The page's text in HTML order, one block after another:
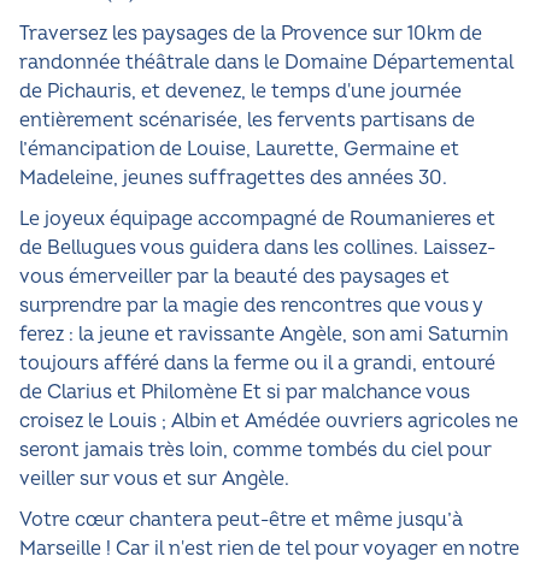
Traversez les paysages de la Provence sur 10km de
randonnée théâtrale dans le Domaine Départemental
de Pichauris, et devenez, le temps d'une journée
entièrement scénarisée, les fervents partisans de
l’émancipation de Louise, Laurette, Germaine et
Madeleine, jeunes suffragettes des années 30.
Le joyeux équipage accompagné de Roumanieres et
de Bellugues vous guidera dans les collines. Laissez-
vous émerveiller par la beauté des paysages et
surprendre par la magie des rencontres que vous y
ferez : la jeune et ravissante Angèle, son ami Saturnin
toujours afféré dans la ferme ou il a grandi, entouré
de Clarius et Philomène Et si par malchance vous
croisez le Louis ; Albin et Amédée ouvriers agricoles ne
seront jamais très loin, comme tombés du ciel pour
veiller sur vous et sur Angèle.
Votre cœur chantera peut-être et même jusqu’à
Marseille ! Car il n'est rien de tel pour voyager en notre